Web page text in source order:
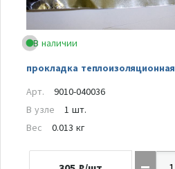
В наличии
прокладка теплоизоляционная
Арт.
9010-040036
В узле
1 шт.
Вес
0.013 кг